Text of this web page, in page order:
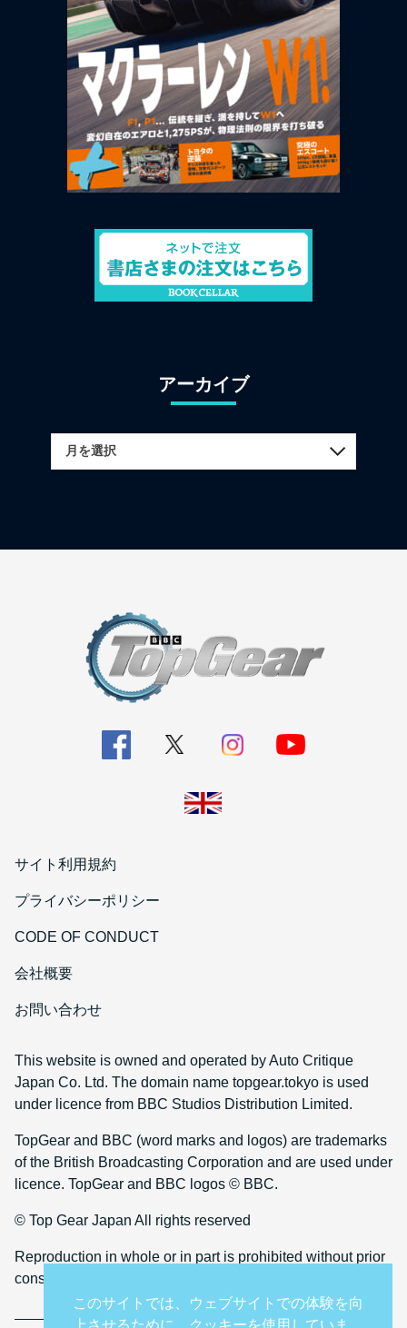
アーカイブ
サイト利用規約
プライバシーポリシー
CODE OF CONDUCT
会社概要
お問い合わせ
This website is owned and operated by Auto Critique
Japan Co. Ltd. The domain name topgear.tokyo is used
under licence from BBC Studios Distribution Limited.
TopGear and BBC (word marks and logos) are trademarks
of the British Broadcasting Corporation and are used under
licence. TopGear and BBC logos © BBC.
© Top Gear Japan All rights reserved
Reproduction in whole or in part is prohibited without prior
consent
このサイトでは、ウェブサイトでの体験を向